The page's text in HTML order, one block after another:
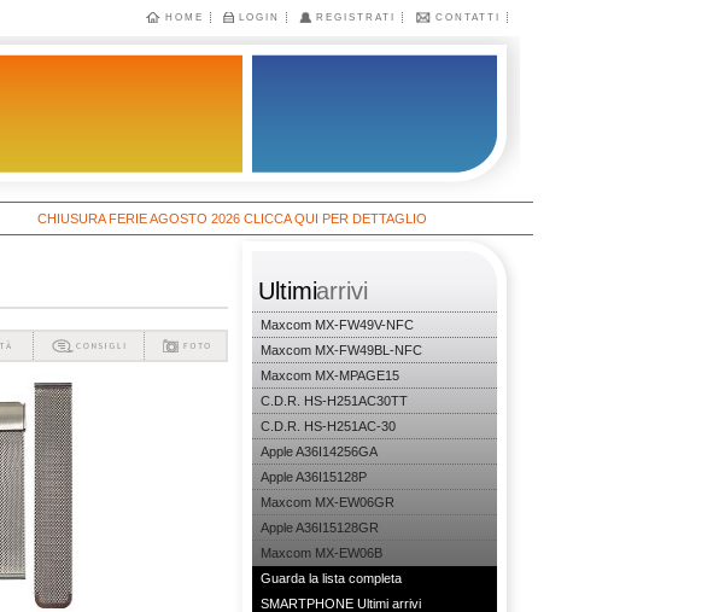
HOME LOGIN REGISTRATI CONTATTI
CHIUSURA FERIE AGOSTO 2026 CLICCA QUI PER DETTAGLIO
Ultimiarrivi
Maxcom MX-FW49V-NFC
Maxcom MX-FW49BL-NFC
Maxcom MX-MPAGE15
C.D.R. HS-H251AC30TT
C.D.R. HS-H251AC-30
Apple A36I14256GA
Apple A36I15128P
Maxcom MX-EW06GR
Apple A36I15128GR
Maxcom MX-EW06B
Guarda la lista completa
SMARTPHONE Ultimi arrivi